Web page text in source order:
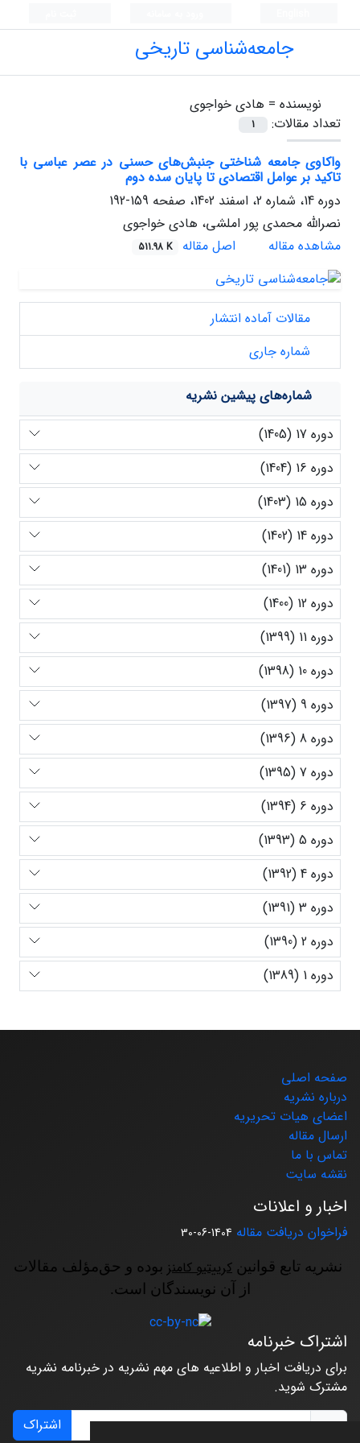
جامعه‌شناسی تاریخی
نویسنده = هادی خواجوی
تعداد مقالات:
1
واکاوی جامعه شناختی جنبش‌های حسنی در عصر عباسی با
تاکید بر عوامل اقتصادی تا پایان سده دوم
دوره 14، شماره 2، اسفند 1402، صفحه
159-192
نصرالله محمدی پور املشی، هادی خواجوی
مشاهده مقاله
اصل مقاله 511.98 K
مقالات آماده انتشار
شماره جاری
شماره‌های پیشین نشریه
دوره 17 (1405)
دوره 16 (1404)
دوره 15 (1403)
دوره 14 (1402)
دوره 13 (1401)
دوره 12 (1400)
دوره 11 (1399)
دوره 10 (1398)
دوره 9 (1397)
دوره 8 (1396)
دوره 7 (1395)
دوره 6 (1394)
دوره 5 (1393)
دوره 4 (1392)
دوره 3 (1391)
دوره 2 (1390)
دوره 1 (1389)
صفحه اصلی
درباره نشریه
اعضای هیات تحریریه
ارسال مقاله
تماس با ما
نقشه سایت
اخبار و اعلانات
فراخوان دریافت مقاله 1404-06-30
نشریه تابع قوانین کرییتیو کامنز بوده و حق‌مؤلف مقالات
از آن نویسندگان است.
اشتراک خبرنامه
برای دریافت اخبار و اطلاعیه های مهم نشریه در خبرنامه نشریه
مشترک شوید.
اشتراک